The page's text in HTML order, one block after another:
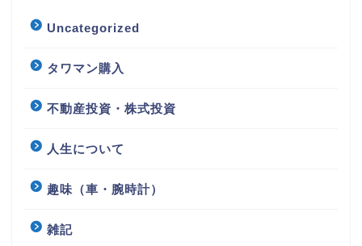
Uncategorized
タワマン購入
不動産投資・株式投資
人生について
趣味（車・腕時計）
雑記